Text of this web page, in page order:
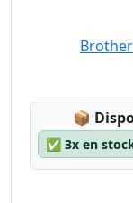
📦
✅ 3x en